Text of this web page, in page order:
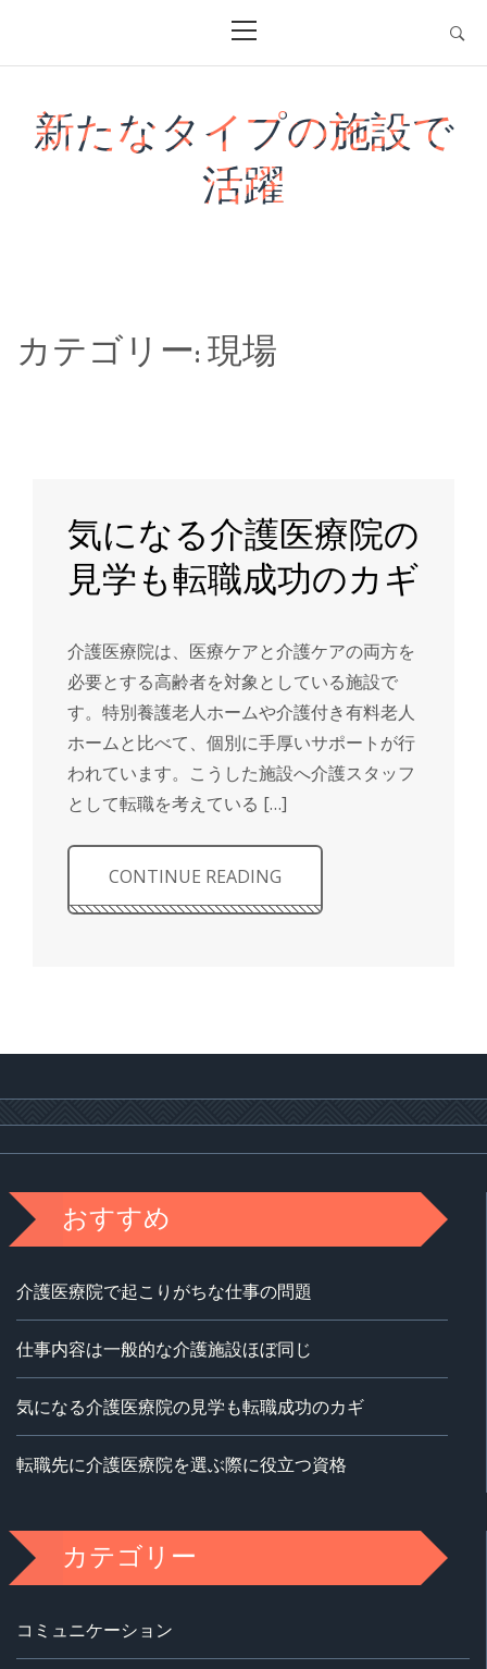
Menu
新たなタイプの施設で
活躍
カテゴリー:現場
気になる介護医療院の
見学も転職成功のカギ
介護医療院は、医療ケアと介護ケアの両方を
必要とする高齢者を対象としている施設で
す。特別養護老人ホームや介護付き有料老人
ホームと比べて、個別に手厚いサポートが行
われています。こうした施設へ介護スタッフ
として転職を考えている […]
CONTINUE READING
おすすめ
介護医療院で起こりがちな仕事の問題
仕事内容は一般的な介護施設ほぼ同じ
気になる介護医療院の見学も転職成功のカギ
転職先に介護医療院を選ぶ際に役立つ資格
カテゴリー
コミュニケーション